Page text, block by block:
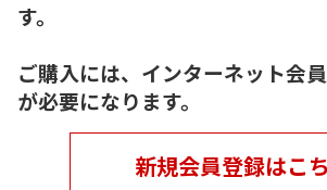
す。
ご購入には、インターネット会員
が必要になります。
新規会員登録はこ